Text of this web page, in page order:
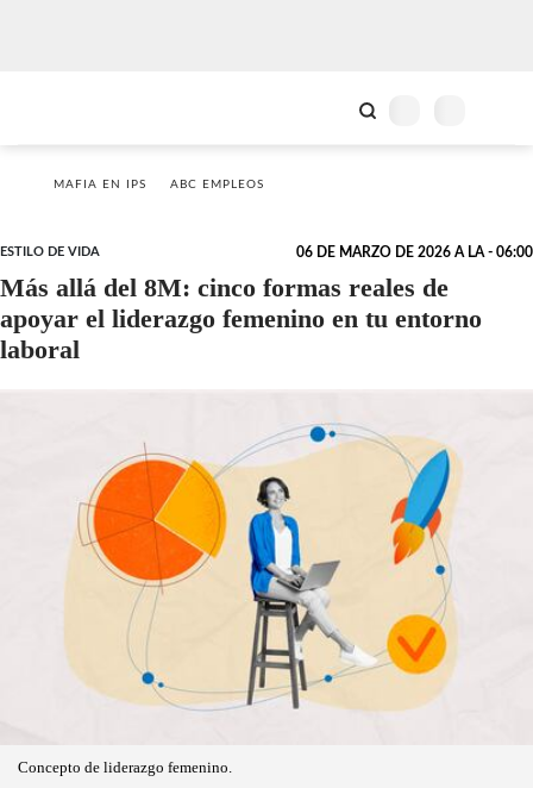
MAFIA EN IPS ABC EMPLEOS
ESTILO DE VIDA 06 DE MARZO DE 2026 A LA - 06:00
Más allá del 8M: cinco formas reales de
apoyar el liderazgo femenino en tu entorno
laboral
Concepto de liderazgo femenino.